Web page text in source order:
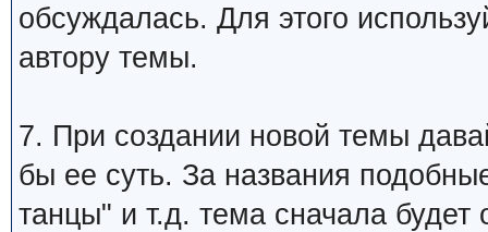
обсуждалась. Для этого
автору темы.
7. При создании новой темы
бы ее суть. За названия
танцы" и т.д. тема сначала будет